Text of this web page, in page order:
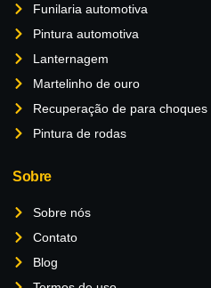
Funilaria automotiva
Pintura automotiva
Lanternagem
Martelinho de ouro
Recuperação de para choques
Pintura de rodas
Sobre
Sobre nós
Contato
Blog